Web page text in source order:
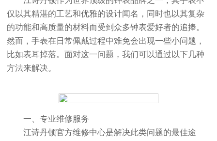
仅以其精湛的工艺和优雅的设计闻名，同时也以其复杂
的功能和高质量的材料而受到众多钟表爱好者的追捧。
然而，手表在日常佩戴过程中难免会出现一些小问题，
比如表耳掉落。面对这一问题，我们可以通过以下几种
方法来解决。
一、专业维修服务
江诗丹顿官方维修中心是解决此类问题的最佳途